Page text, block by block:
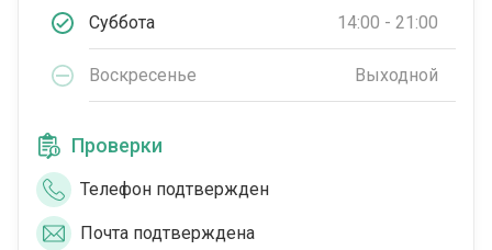
Суббота 14:00 - 21:00
Воскресенье Выходной
Проверки
Телефон подтвержден
Почта подтверждена